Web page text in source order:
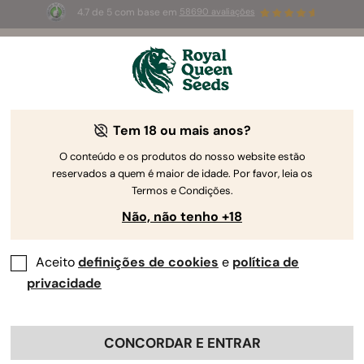
4.7 de 5 com base em 58690 avaliações
3 sementes White Widow Auto
The RQS Blog
Blogues sobre o estilo de vida canábis
A canábis é mais do que uma mera planta — é uma
experiência. E à medida que o nosso conhecimento
cada vez mais inteligentes para nos ajudar a maximizar a
experiência única que esta fornece. Abaixo, revelamos
Tem 18 ou mais anos?
O conteúdo e os produtos do nosso website estão
reservados a quem é maior de idade. Por favor, leia os
Termos e Condições.
Não, não tenho +18
Aceitodefinições de cookies e política de
privacidade
CONCORDAR E ENTRAR